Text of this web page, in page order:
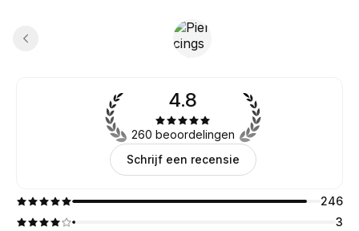
4.8
260 beoordelingen
Schrijf een recensie
246
3